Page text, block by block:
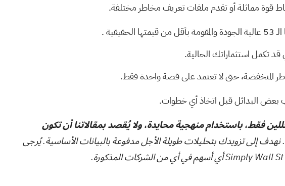
الحقيقية
.
قد تكمل استثماراتك الحالية.
حتى لا تعتمد على قصة واحدة فقط.
بعض البدائل قبل اتخاذ أي خطوات.
فقط، باستخدام منهجية محايدة، ولا يُقصد بمقالاتنا أن تكون
إلى تزويدك بتحليلات طويلة الأجل مدفوعة بالبيانات الأساسية. يُرجى